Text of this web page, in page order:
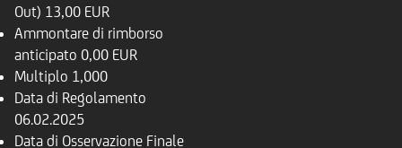
Out) 13,00 EUR
Ammontare di rimborso
anticipato 0,00 EUR
Multiplo 1,000
Data di Regolamento
06.02.2025
Data di Osservazione Finale